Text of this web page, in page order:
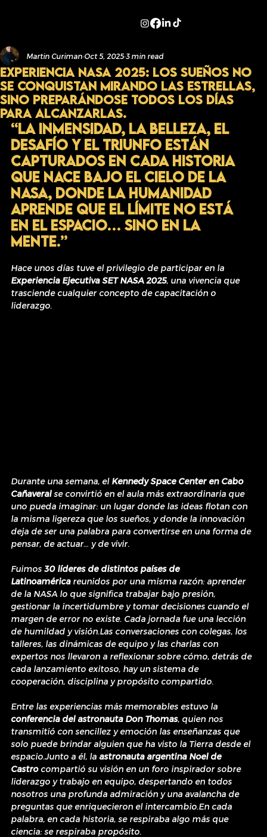
EXPERIENCIA NASA 2025: los sueños no
se conquistan mirando las estrellas,
sino preparándose todos los días
para alcanzarlas.
Martin Curiman Oct 5, 2025 3 min read
“La inmensidad, la belleza, el
desafío y el triunfo están
capturados en cada historia
que nace bajo el cielo de la
NASA, donde la humanidad
aprende que el límite no está
en el espacio… sino en la
mente.”
Hace unos días tuve el privilegio de participar en la
Experiencia Ejecutiva SET NASA 2025, una vivencia que
trasciende cualquier concepto de capacitación o
liderazgo.
Durante una semana, el Kennedy Space Center en Cabo
Cañaveral se convirtió en el aula más extraordinaria que
uno pueda imaginar: un lugar donde las ideas flotan con
la misma ligereza que los sueños, y donde la innovación
deja de ser una palabra para convertirse en una forma de
pensar, de actuar… y de vivir.
Fuimos 30 líderes de distintos países de
Latinoamérica reunidos por una misma razón: aprender
de la NASA lo que significa trabajar bajo presión,
gestionar la incertidumbre y tomar decisiones cuando el
margen de error no existe. Cada jornada fue una lección
de humildad y visión.Las conversaciones con colegas, los
talleres, las dinámicas de equipo y las charlas con
expertos nos llevaron a reflexionar sobre cómo, detrás de
cada lanzamiento exitoso, hay un sistema de
cooperación, disciplina y propósito compartido.
Entre las experiencias más memorables estuvo la
conferencia del astronauta Don Thomas, quien nos
transmitió con sencillez y emoción las enseñanzas que
solo puede brindar alguien que ha visto la Tierra desde el
espacio.Junto a él, la astronauta argentina Noel de
Castro compartió su visión en un foro inspirador sobre
liderazgo y trabajo en equipo, despertando en todos
nosotros una profunda admiración y una avalancha de
preguntas que enriquecieron el intercambio.En cada
palabra, en cada historia, se respiraba algo más que
ciencia: se respiraba propósito.